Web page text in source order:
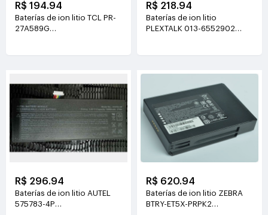
R$ 194.94
Baterías de ion litio TCL PR-
27A589G
R$ 218.94
Baterías de ion litio
PLEXTALK 013-6552902
R$ 296.94
Baterías de ion litio AUTEL
575783-4P
R$ 620.94
Baterías de ion litio ZEBRA
BTRY-ET5X-PRPK2